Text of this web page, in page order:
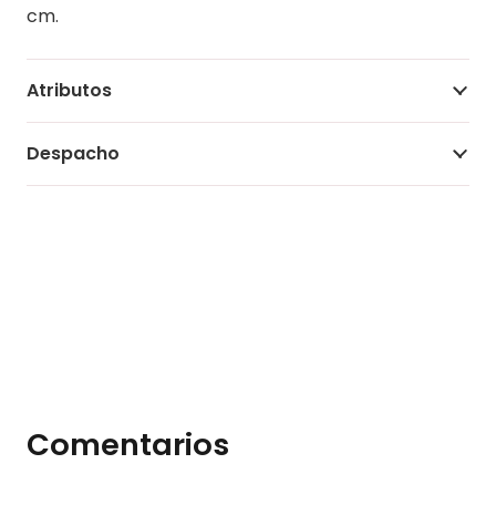
cm.
Atributos
Despacho
Comentarios